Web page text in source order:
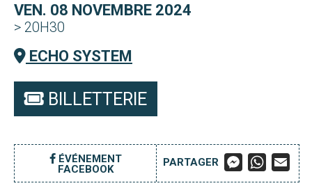
VEN. 08 NOVEMBRE 2024
> 20H30
ECHO SYSTEM
BILLETTERIE
ÉVÉNEMENT
FACEBOOK
PARTAGER
M
E
S
W
H
A
M
A